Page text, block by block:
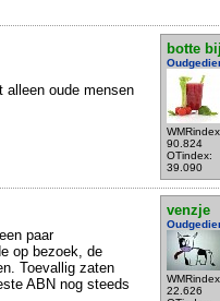
botte
90.824
OTindex:
39.090
alleen oude mensen
venzje
22.626
paar
op bezoek, de
Toevallig zaten
ABN nog steeds